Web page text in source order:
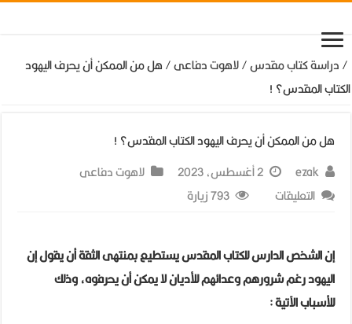
/دراسة كتاب مقدس/لاهوت دفاعى/هل من الممكن أن يحرف اليهود
الكتاب المقدس؟ !
هل من الممكن أن يحرف اليهود الكتاب المقدس؟ !
ezak
2 أغسطس، 2023
لاهوت دفاعى
التعليقات
الممكن
أن
يحرف
793 زيارة
إن الشخص الدارس للكتاب المقدس يستطيع بمنتهى الثقة أن يقول إن
اليهود رغم شرورهم وعدائهم للأديان لا يمكن أن يحرفوه، وذلك
للأسباب الآتية: